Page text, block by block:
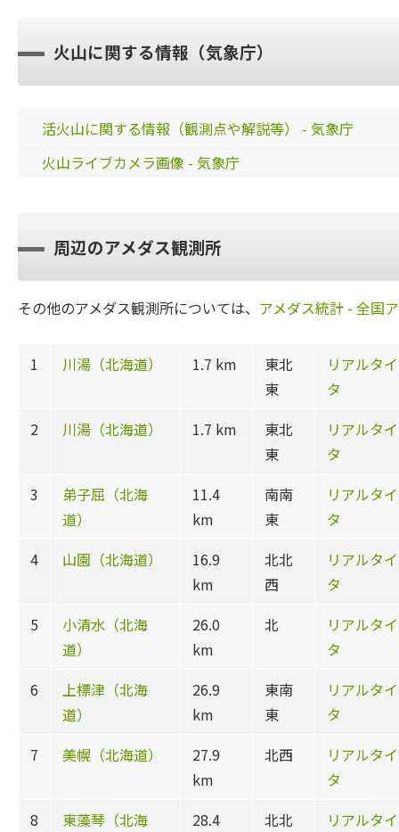
火山に関する情報（気象庁）
活火山に関する情報（観測点や解説等） - 気象庁
火山ライブカメラ画像 - 気象庁
周辺のアメダス観測所
その他のアメダス観測所については、 アメダス統計 - 全国
1 川湯（北海道） 1.7 km
東北
東
リアルタ
タ
2
川湯（北海道） 1.7 km
東北
東
リアルタ
タ
3
弟子屈（北海
道）
11.4
km
南南
東
リアルタ
タ
4
山園（北海道）
16.9
km
北北
西
リアルタ
タ
5
小清水（北海
道）
26.0
km
北
リアルタ
タ
6
上標津（北海
道）
26.9
km
東南
東
リアルタ
タ
7
美幌（北海道）
27.9
km
北西
リアルタ
タ
8
東藻琴（北海
28.4
北北
リアルタ